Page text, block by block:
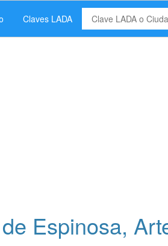
Claves LADA
Espinosa,